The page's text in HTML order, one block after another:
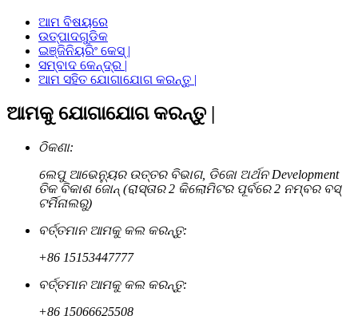
ଆମ ବିଷୟରେ
ଉତ୍ପାଦଗୁଡିକ
ଇଞ୍ଜିନିୟରିଂ କେସ୍ |
ସମ୍ବାଦ କେନ୍ଦ୍ର |
ଆମ ସହିତ ଯୋଗାଯୋଗ କରନ୍ତୁ |
ଆମକୁ ଯୋଗାଯୋଗ କରନ୍ତୁ |
ଠିକଣା:
ଲେପୁ ଆଭେନ୍ୟୁର ଉତ୍ତର ବିଭାଗ, ଡିଜୋ ଅର୍ଥନ Development
ତିକ ବିକାଶ ଜୋନ୍ (ରାସ୍ତାର 2 କିଲୋମିଟର ପୂର୍ବରେ 2 ନମ୍ବର ବସ୍
ଟର୍ମିନାଲରୁ)
ବର୍ତ୍ତମାନ ଆମକୁ କଲ କରନ୍ତୁ:
+86 15153447777
ବର୍ତ୍ତମାନ ଆମକୁ କଲ କରନ୍ତୁ:
+86 15066625508